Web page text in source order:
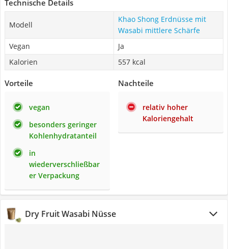
Technische Details
Modell
Khao Shong Erdnüsse mit
Wasabi mittlere Schärfe
Vegan
Ja
Kalorien
557 kcal
Vorteile
vegan
besonders geringer
Kohlenhydratanteil
in
wiederverschließbar
er Verpackung
Nachteile
relativ hoher
Kaloriengehalt
Dry Fruit Wasabi Nüsse